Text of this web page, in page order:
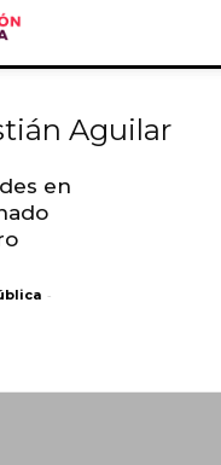
Aguilar
en
-